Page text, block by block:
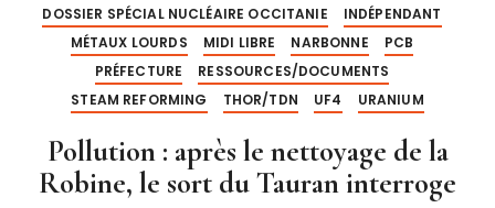
DOSSIER SPÉCIAL NUCLÉAIRE OCCITANIE
INDÉPENDANT
MÉTAUX LOURDS
MIDI LIBRE NARBONNE
PCB
PRÉFECTURE
RESSOURCES/DOCUMENTS
STEAM REFORMING
THOR/TDN UF4 URANIUM
Pollution : après le nettoyage de la
Robine, le sort du Tauran interroge